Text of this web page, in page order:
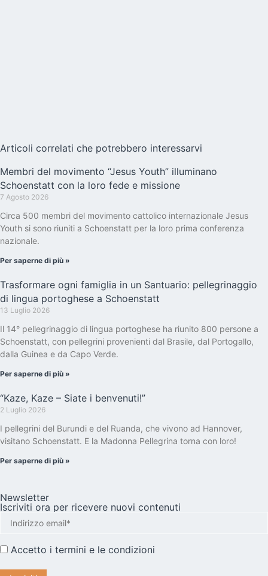
Articoli correlati che potrebbero interessarvi
Membri del movimento “Jesus Youth” illuminano
Schoenstatt con la loro fede e missione
7 Agosto 2026
Circa 500 membri del movimento cattolico internazionale Jesus
Youth si sono riuniti a Schoenstatt per la loro prima conferenza
nazionale.
Per saperne di più »
Trasformare ogni famiglia in un Santuario: pellegrinaggio
di lingua portoghese a Schoenstatt
13 Luglio 2026
Il 14° pellegrinaggio di lingua portoghese ha riunito 800 persone a
Schoenstatt, con pellegrini provenienti dal Brasile, dal Portogallo,
dalla Guinea e da Capo Verde.
Per saperne di più »
“Kaze, Kaze – Siate i benvenuti!”
2 Luglio 2026
I pellegrini del Burundi e del Ruanda, che vivono ad Hannover,
visitano Schoenstatt. E la Madonna Pellegrina torna con loro!
Per saperne di più »
Newsletter
Iscriviti ora per ricevere nuovi contenuti
Accetto i termini e le condizioni